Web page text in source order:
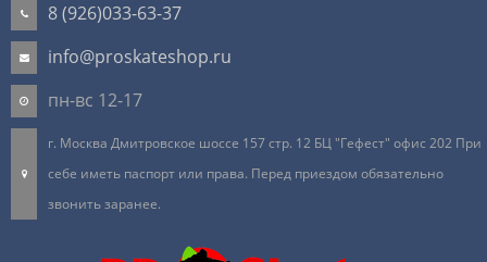
8 (926)033-63-37
info@proskateshop.ru
пн-вс 12-17
г. Москва Дмитровское шоссе 157 стр. 12 БЦ "Гефест" офис 202 При
себе иметь паспорт или права. Перед приездом обязательно
звонить заранее.